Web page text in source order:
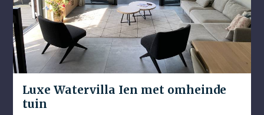
Luxe Watervilla Ien met omheinde
tuin